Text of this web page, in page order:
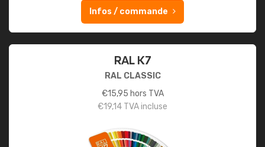
Infos / commande
RAL K7
RAL CLASSIC
€15,95 hors TVA
€19,14 TVA incluse